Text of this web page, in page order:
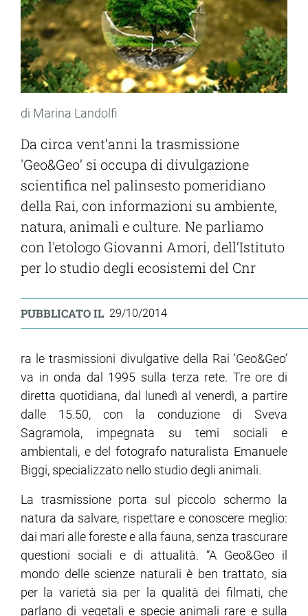
di Marina Landolfi
Da circa vent’anni la trasmissione
'Geo&Geo’ si occupa di divulgazione
scientifica nel palinsesto pomeridiano
della Rai, con informazioni su ambiente,
natura, animali e culture. Ne parliamo
con l'etologo Giovanni Amori, dell’Istituto
per lo studio degli ecosistemi del Cnr
PUBBLICATO IL 29/10/2014
ra le trasmissioni divulgative della Rai 'Geo&Geo’
va in onda dal 1995 sulla terza rete. Tre ore di
diretta quotidiana, dal lunedì al venerdì, a partire
dalle 15.50, con la conduzione di Sveva
Sagramola, impegnata su temi sociali e
ambientali, e del fotografo naturalista Emanuele
Biggi, specializzato nello studio degli animali.
La trasmissione porta sul piccolo schermo la
natura da salvare, rispettare e conoscere meglio:
dai mari alle foreste e alla fauna, senza trascurare
questioni sociali e di attualità. “A Geo&Geo il
mondo delle scienze naturali è ben trattato, sia
per la varietà sia per la qualità dei filmati, che
parlano di vegetali e specie animali rare e sulla